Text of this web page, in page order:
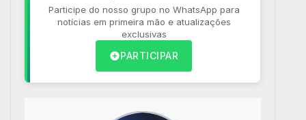
Participe do nosso grupo no WhatsApp para
notícias em primeira mão e atualizações
exclusivas
PARTICIPAR